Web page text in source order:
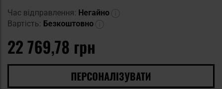
Час відправлення: Негайно
Вартість: Безкоштовно
22 769,78 грн
ПЕРСОНАЛІЗУВАТИ